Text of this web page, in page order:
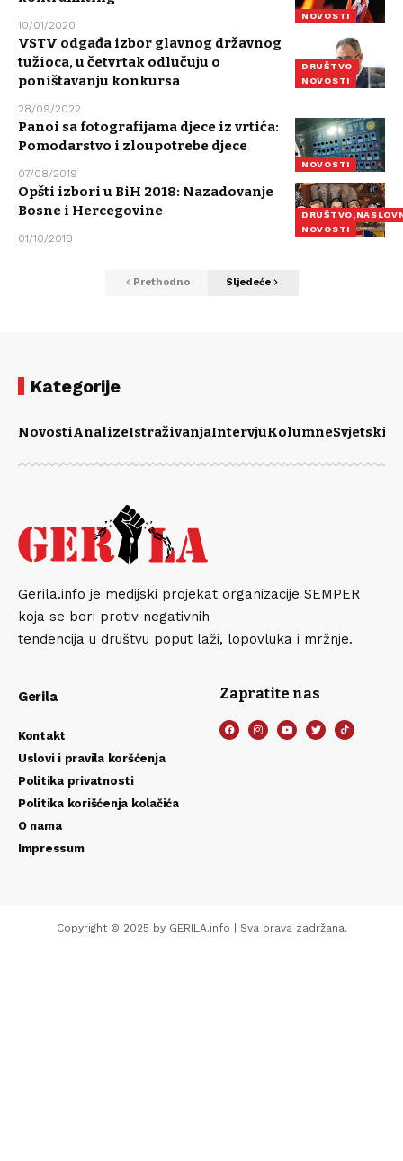
NOVOSTI
10/01/2020
DRUŠTVO
NOVOSTI
VSTV odgađa izbor glavnog državnog
tužioca, u četvrtak odlučuju o
poništavanju konkursa
28/09/2022
NOVOSTI
Panoi sa fotografijama djece iz vrtića:
Pomodarstvo i zloupotrebe djece
07/08/2019
NOVOSTI
Opšti izbori u BiH 2018: Nazadovanje
Bosne i Hercegovine
01/10/2018
Prethodno Sljedeće
Kategorije
NovostiAnalizeIstraživanjaIntervjuKolumneSvjetski
Gerila.info je medijski projekat organizacije SEMPER
koja se bori protiv negativnih
tendencija u društvu poput laži, lopovluka i mržnje.
Gerila
Kontakt
Uslovi i pravila koršćenja
Politika privatnosti
Politika korišćenja kolačića
O nama
Impressum
Zapratite nas
Copyright © 2025 by GERILA.info | Sva prava zadržana.